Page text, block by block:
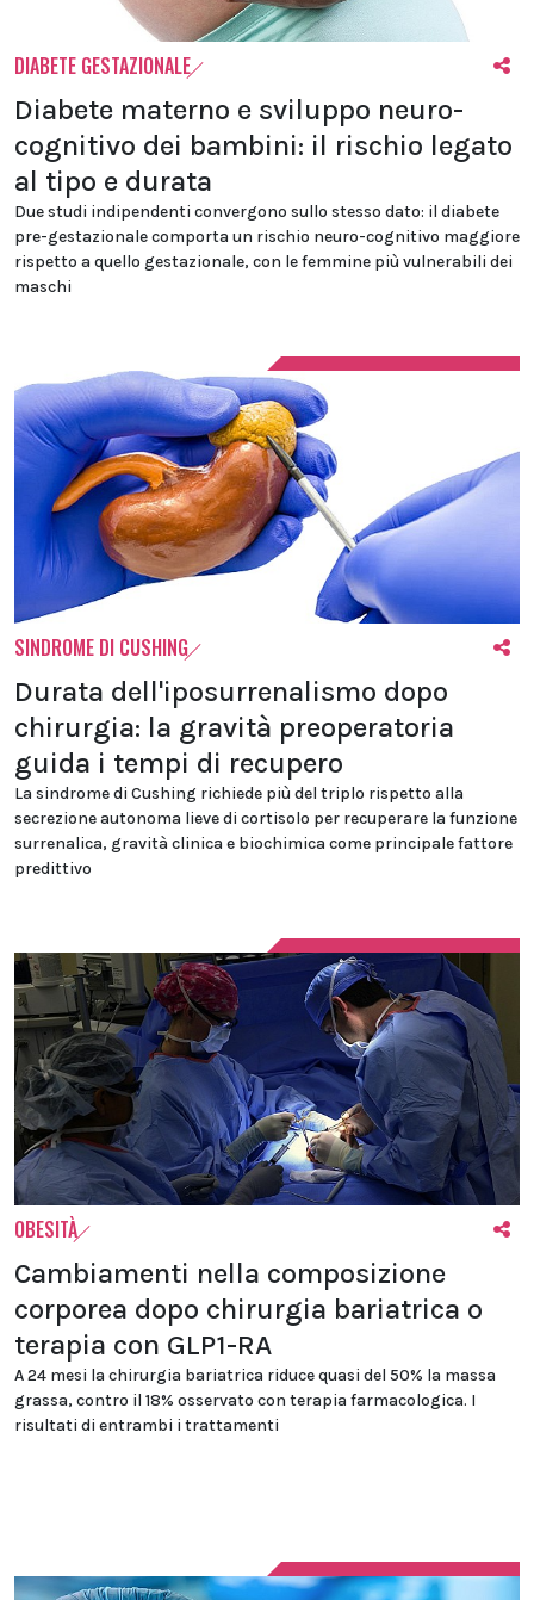
DIABETE GESTAZIONALE
Diabete materno e sviluppo neuro-
cognitivo dei bambini: il rischio legato
al tipo e durata
Due studi indipendenti convergono sullo stesso dato: il diabete
pre-gestazionale comporta un rischio neuro-cognitivo maggiore
rispetto a quello gestazionale, con le femmine più vulnerabili dei
maschi
SINDROME DI CUSHING
Durata dell'iposurrenalismo dopo
chirurgia: la gravità preoperatoria
guida i tempi di recupero
La sindrome di Cushing richiede più del triplo rispetto alla
secrezione autonoma lieve di cortisolo per recuperare la funzione
surrenalica, gravità clinica e biochimica come principale fattore
predittivo
OBESITÀ
Cambiamenti nella composizione
corporea dopo chirurgia bariatrica o
terapia con GLP1-RA
A 24 mesi la chirurgia bariatrica riduce quasi del 50% la massa
grassa, contro il 18% osservato con terapia farmacologica. I
risultati di entrambi i trattamenti